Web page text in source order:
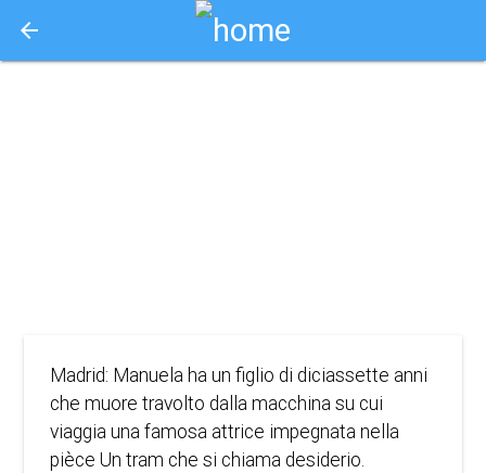
arrow_back
Madrid: Manuela ha un figlio di diciassette anni
che muore travolto dalla macchina su cui
viaggia una famosa attrice impegnata nella
pièce Un tram che si chiama desiderio.